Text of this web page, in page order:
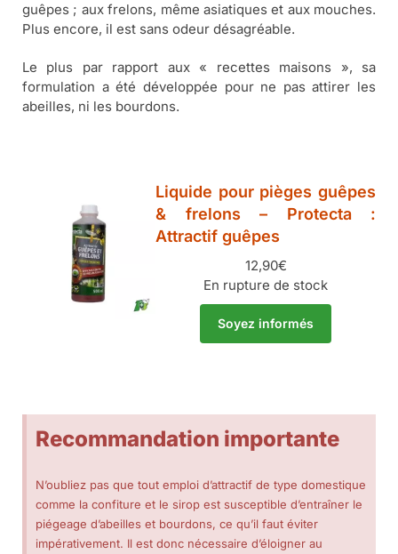
guêpes ; aux frelons, même asiatiques et aux mouches.
Plus encore, il est sans odeur désagréable.
Le plus par rapport aux « recettes maisons », sa
formulation a été développée pour ne pas attirer les
abeilles, ni les bourdons.
Liquide pour pièges guêpes
& frelons – Protecta :
Attractif guêpes
12,90€
En rupture de stock
Soyez informés
Recommandation importante
N’oubliez pas que tout emploi d’attractif de type domestique
comme la confiture et le sirop est susceptible d’entraîner le
piégeage d’abeilles et bourdons, ce qu’il faut éviter
impérativement. Il est donc nécessaire d’éloigner au